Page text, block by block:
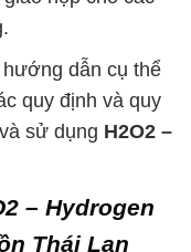
dẫn cụ thể
quy định và quy
sử dụng H2O2 –
– Hydrogen
Thái Lan